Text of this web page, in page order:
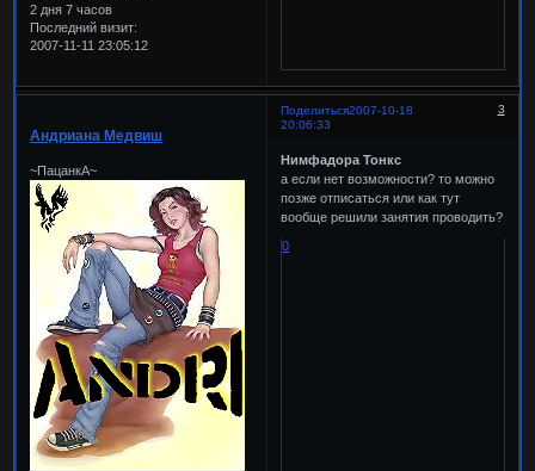
2 дня 7 часов
Последний визит:
2007-11-11 23:05:12
Поделиться 3
2007-10-18
20:06:33
Андриана Медвиш
~ПацанкА~
Нимфадора Тонкс
а если нет возможности? то можно
позже отписаться или как тут
вообще решили занятия проводить?
0